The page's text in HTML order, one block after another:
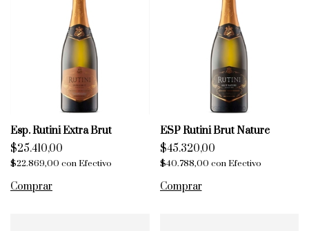
Esp. Rutini Extra Brut
$25.410,00
$22.869,00 conEfectivo
ESP Rutini Brut Nature
$45.320,00
$40.788,00 con Efectivo